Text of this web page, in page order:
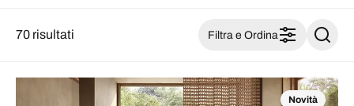
70 risultati Filtra e Ordina
Novità